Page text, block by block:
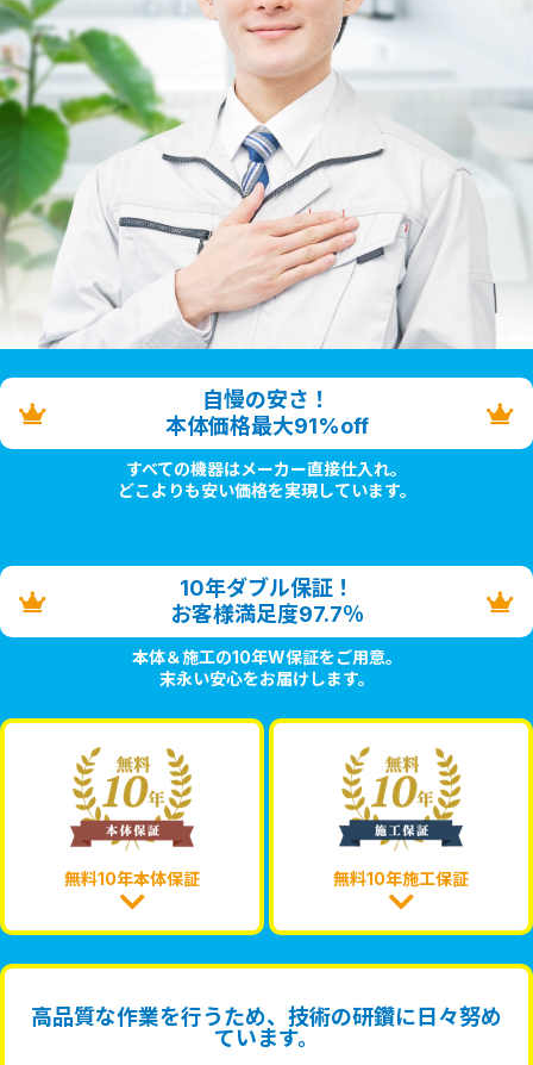
自慢の安さ！
本体価格最大91%off
すべての機器はメーカー直接仕入れ。
どこよりも安い価格を実現しています。
10年ダブル保証！
お客様満足度97.7％
本体＆施工の10年W保証をご用意。
末永い安心をお届けします。
無料10年本体保証 無料10年施工保証
高品質な作業を行うため、技術の研鑽に日々努め
ています。